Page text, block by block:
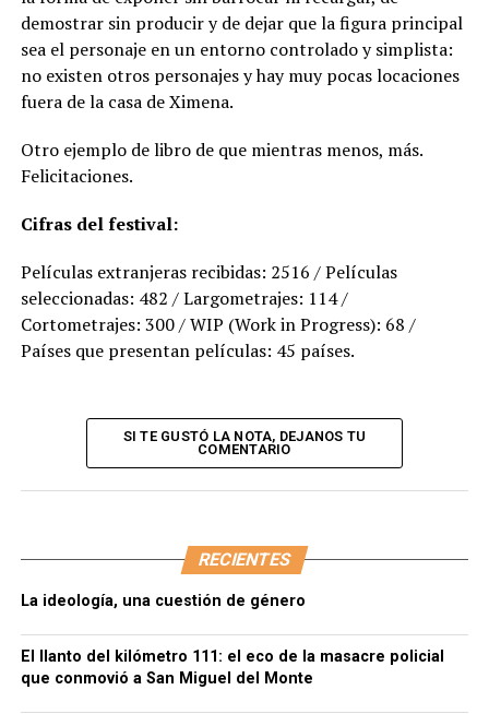
demostrar sin producir y de dejar que la figura principal
sea el personaje en un entorno controlado y simplista:
no existen otros personajes y hay muy pocas locaciones
fuera de la casa de Ximena.
Otro ejemplo de libro de que mientras menos, más.
Felicitaciones.
Cifras del festival:
Películas extranjeras recibidas: 2516 / Películas
seleccionadas: 482 / Largometrajes: 114 /
Cortometrajes: 300 / WIP (Work in Progress): 68 /
Países que presentan películas: 45 países.
SI TE GUSTÓ LA NOTA, DEJANOS TU
COMENTARIO
RECIENTES
La ideología, una cuestión de género
El llanto del kilómetro 111: el eco de la masacre policial
que conmovió a San Miguel del Monte